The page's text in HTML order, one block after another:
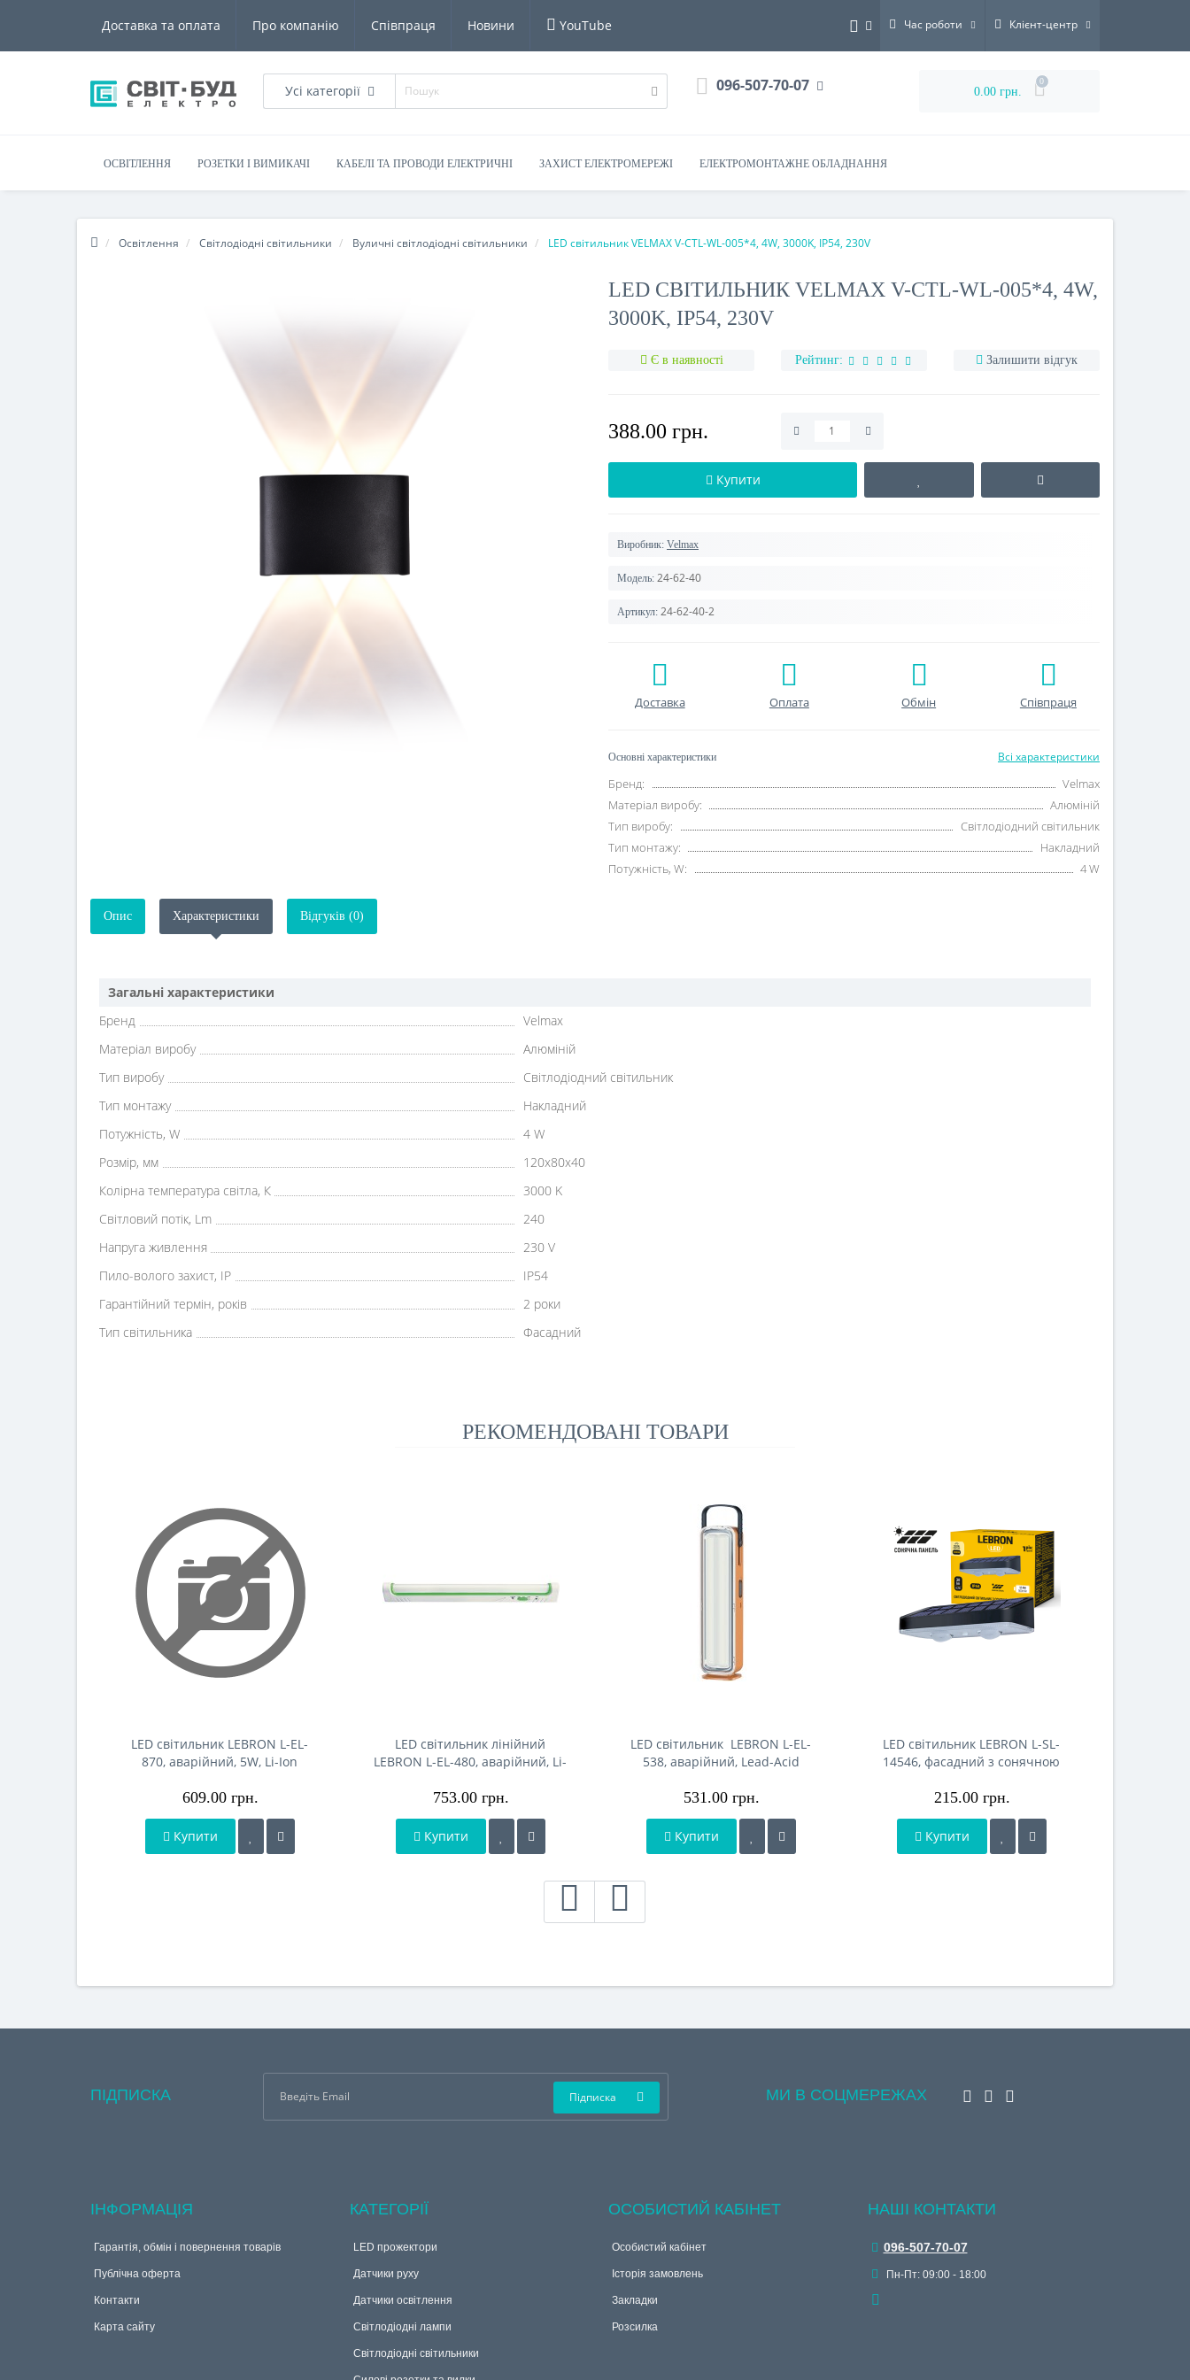
Доставка та оплата Про компанію Співпраця Новини YouTube Час роботи Клієнт-центр
Усі категорії 096-507-70-07 0.00 грн.
0
ОСВІТЛЕННЯ РОЗЕТКИ І ВИМИКАЧІ КАБЕЛІ ТА ПРОВОДИ ЕЛЕКТРИЧНІ ЗАХИСТ ЕЛЕКТРОМЕРЕЖІ ЕЛЕКТРОМОНТАЖНЕ ОБЛАДНАННЯ
Освітлення Світлодіодні світильники Вуличні світлодіодні світильники LED світильник VELMAX V-CTL-WL-005*4, 4W, 3000K, IP54, 230V
LED СВІТИЛЬНИК VELMAX V-CTL-WL-005*4, 4W,
3000K, IP54, 230V
Є в наявності Рейтинг: Залишити відгук
388.00 грн.
Купити
Виробник: Velmax
Модель: 24-62-40
Артикул: 24-62-40-2
Доставка Оплата Обмін Співпраця
Основні характеристики Всі характеристики
Бренд:
Velmax
Матеріал виробу:
Алюміній
Тип виробу:
Світлодіодний світильник
Тип монтажу:
Накладний
Потужність, W:
4 W
Опис Характеристики Відгуків (0)
Загальні характеристики
Бренд
Velmax
Матеріал виробу
Алюміній
Тип виробу
Світлодіодний світильник
Тип монтажу
Накладний
Потужність, W
4 W
Розмір, мм
120x80x40
Колірна температура світла, К
3000 K
Світловий потік, Lm
240
Напруга живлення
230 V
Пило-волого захист, IP
IP54
Гарантійний термін, років
2 роки
Тип світильника
Фасадний
РЕКОМЕНДОВАНІ ТОВАРИ
LED світильник LEBRON L-EL-
870, аварійний, 5W, Li-Ion
підставка
609.00 грн.
Купити
LED світильник лінійний
LEBRON L-EL-480, аварійний, Li-
753.00 грн.
Купити
LED світильник LEBRON L-EL-
538, аварійний, Lead-Acid
531.00 грн.
Купити
LED світильник LEBRON L-SL-
14546, фасадний з сонячною
215.00 грн.
Купити
ПІДПИСКА Підписка МИ В СОЦМЕРЕЖАХ
ІНФОРМАЦІЯ
Гарантія, обмін і повернення товарів
Публічна оферта
Контакти
Карта сайту
КАТЕГОРІЇ
LED прожектори
Датчики руху
Датчики освітлення
Світлодіодні лампи
Світлодіодні світильники
ОСОБИСТИЙ КАБІНЕТ
Особистий кабінет
Історія замовлень
Закладки
Розсилка
НАШІ КОНТАКТИ
096-507-70-07
Пн-Пт: 09:00 - 18:00